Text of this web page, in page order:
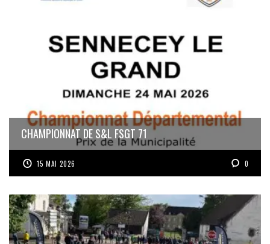
CHAMPIONNAT DE S&L FSGT 71
15 MAI 2026 0